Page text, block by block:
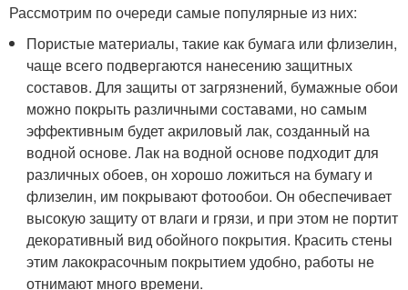
Рассмотрим по очереди самые популярные из них:
Пористые материалы, такие как бумага или флизелин,
чаще всего подвергаются нанесению защитных
составов. Для защиты от загрязнений, бумажные обои
можно покрыть различными составами, но самым
эффективным будет акриловый лак, созданный на
водной основе. Лак на водной основе подходит для
различных обоев, он хорошо ложиться на бумагу и
флизелин, им покрывают фотообои. Он обеспечивает
высокую защиту от влаги и грязи, и при этом не портит
декоративный вид обойного покрытия. Красить стены
этим лакокрасочным покрытием удобно, работы не
отнимают много времени.